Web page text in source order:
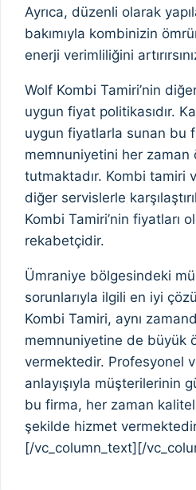
Ayrıca, düzenli olarak
bakımıyla kombinizin
enerji verimliliğini
Wolf Kombi Tamiri’nin
uygun fiyat politikasıdır.
uygun fiyatlarla sunan bu
memnuniyetini her zaman
tutmaktadır. Kombi tamiri
diğer servislerle
Kombi Tamiri’nin fiyatları
rekabetçidir.
Ümraniye bölgesindeki
sorunlarıyla ilgili en iyi
Kombi Tamiri, aynı
memnuniyetine de büyük
vermektedir. Profesyonel
anlayışıyla müşterilerinin
bu firma, her zaman
şekilde hizmet
[/vc_column_text][/